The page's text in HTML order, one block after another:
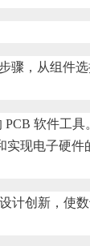
骤，从组件
软件工具
现电子硬件
计创新，使